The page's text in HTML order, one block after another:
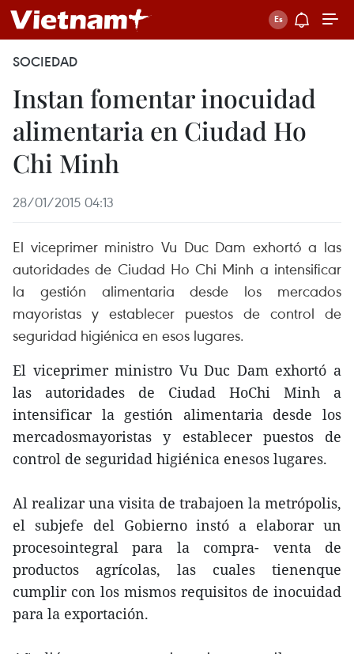
SOCIEDAD
Instan fomentar inocuidad
alimentaria en Ciudad Ho
Chi Minh
28/01/2015 04:13
El viceprimer ministro Vu Duc Dam exhortó a las
autoridades de Ciudad Ho Chi Minh a intensificar
la gestión alimentaria desde los mercados
mayoristas y establecer puestos de control de
seguridad higiénica en esos lugares.
El viceprimer ministro Vu Duc Dam exhortó a
las autoridades de Ciudad HoChi Minh a
intensificar la gestión alimentaria desde los
mercadosmayoristas y establecer puestos de
control de seguridad higiénica enesos lugares.
Al realizar una visita de trabajoen la metrópolis,
el subjefe del Gobierno instó a elaborar un
procesointegral para la compra- venta de
productos agrícolas, las cuales tienenque
cumplir con los mismos requisitos de inocuidad
para la exportación.